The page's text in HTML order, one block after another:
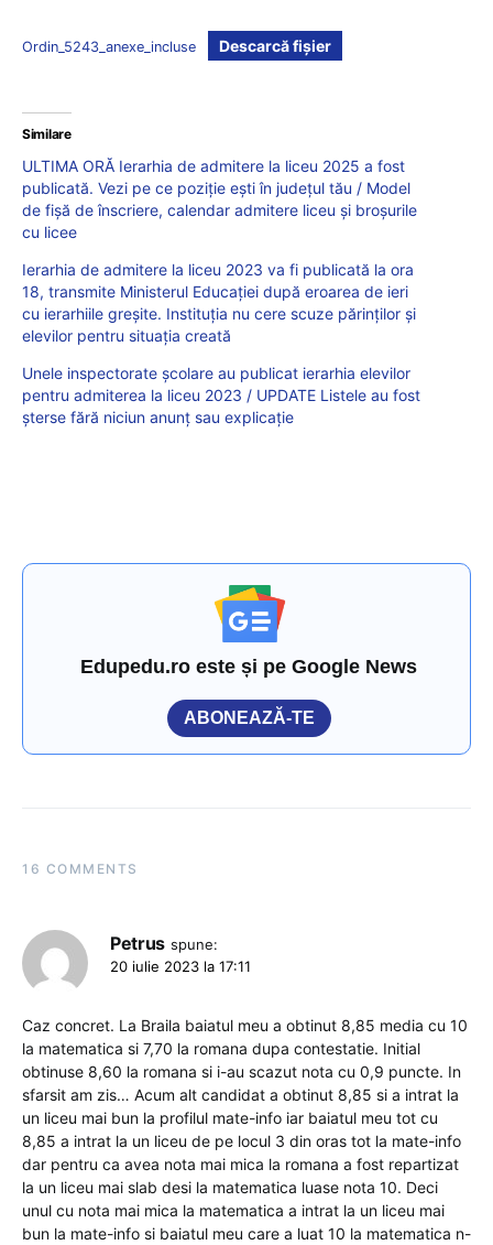
Ordin_5243_anexe_incluse Descarcă fișier
Similare
ULTIMA ORĂ Ierarhia de admitere la liceu 2025 a fost
publicată. Vezi pe ce poziție ești în județul tău / Model
de fișă de înscriere, calendar admitere liceu și broșurile
cu licee
Ierarhia de admitere la liceu 2023 va fi publicată la ora
18, transmite Ministerul Educației după eroarea de ieri
cu ierarhiile greșite. Instituția nu cere scuze părinților și
elevilor pentru situația creată
Unele inspectorate școlare au publicat ierarhia elevilor
pentru admiterea la liceu 2023 / UPDATE Listele au fost
șterse fără niciun anunț sau explicație
Edupedu.ro este și pe Google News
ABONEAZĂ-TE
16 COMMENTS
Petrus spune:
20 iulie 2023 la 17:11
Caz concret. La Braila baiatul meu a obtinut 8,85 media cu 10
la matematica si 7,70 la romana dupa contestatie. Initial
obtinuse 8,60 la romana si i-au scazut nota cu 0,9 puncte. In
sfarsit am zis… Acum alt candidat a obtinut 8,85 si a intrat la
un liceu mai bun la profilul mate-info iar baiatul meu tot cu
8,85 a intrat la un liceu de pe locul 3 din oras tot la mate-info
dar pentru ca avea nota mai mica la romana a fost repartizat
la un liceu mai slab desi la matematica luase nota 10. Deci
unul cu nota mai mica la matematica a intrat la un liceu mai
bun la mate-info si baiatul meu care a luat 10 la matematica n-